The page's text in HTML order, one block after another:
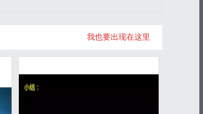
我也要出现在这里